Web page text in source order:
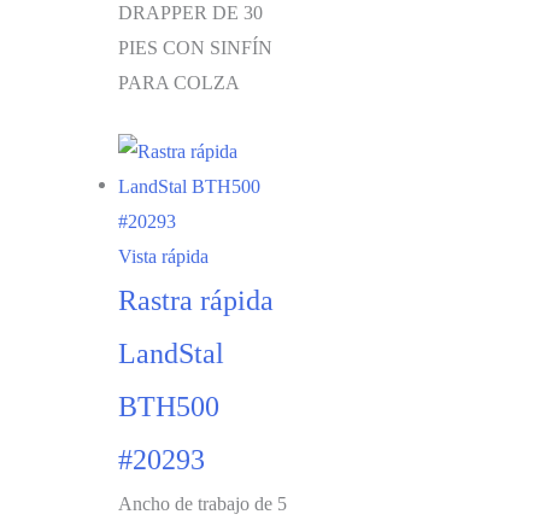
DRAPPER DE 30
PIES CON SINFÍN
PARA COLZA
Vista rápida
Rastra rápida
LandStal
BTH500
#20293
Ancho de trabajo de 5